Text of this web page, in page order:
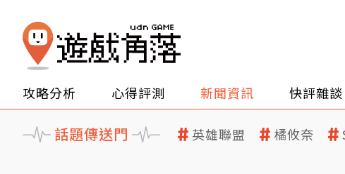
攻略分析 心得評測 新聞資訊 快評雜談
話題傳送門 英雄聯盟 橘攸奈